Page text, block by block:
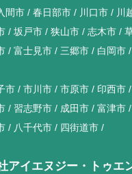
間市 春日部市 川口市 川
坂戸市 狭山市 志木市
富士見市 三郷市 白岡市
市 市川市 市原市 印西市
習志野市 成田市 富津市
八千代市 四街道市
アイエヌジー・トゥエ